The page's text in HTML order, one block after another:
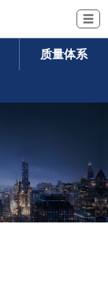
☰
质量体系